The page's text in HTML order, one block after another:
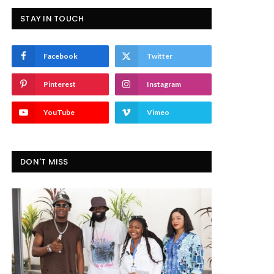
STAY IN TOUCH
Facebook Twitter
Pinterest Instagram
YouTube Vimeo
DON'T MISS